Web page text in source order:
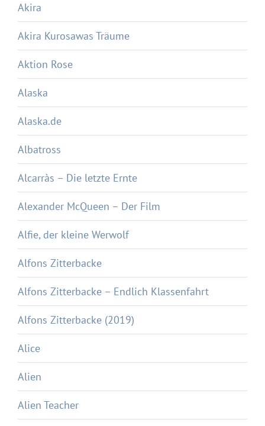
Akira
Akira Kurosawas Träume
Aktion Rose
Alaska
Alaska.de
Albatross
Alcarràs – Die letzte Ernte
Alexander McQueen – Der Film
Alfie, der kleine Werwolf
Alfons Zitterbacke
Alfons Zitterbacke – Endlich Klassenfahrt
Alfons Zitterbacke (2019)
Alice
Alien
Alien Teacher